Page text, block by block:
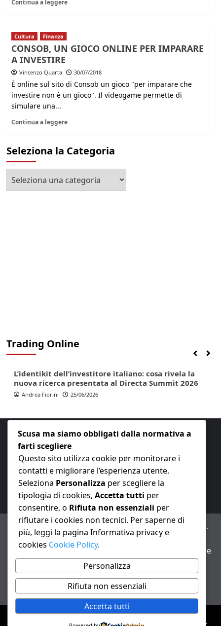
Continua a leggere
Cultura Finanza
CONSOB, UN GIOCO ONLINE PER IMPARARE
A INVESTIRE
Vincenzo Quarta 30/07/2018
È online sul sito di Consob un gioco "per imparare che
investire non è un gioco". Il videogame permette di
simulare una...
Continua a leggere
Seleziona la Categoria
la
Trading Online
L’identikit dell’investitore italiano: cosa rivela la
nuova ricerca presentata al Directa Summit 2026
Andrea Fiorini 25/06/2026
E-mail:redazione@nuovaeconomia.it
ANNO XXIII – Testata giornalistica reg. Trib. Milano n.
487 del 20/9/2002 – Dir. resp. Andrea Fiorini
Avviso IA: alcuni articoli di questo sito possono essere
realizzati con il supporto di sistemi di intelligenza
artificiale con supervisione e verifica di un redattore
Informativa privacy e cookie
Diritto d'autore &copia; {anno} Tutti i diritti riservati.
Scusa ma siamo obbligati dalla normativa a
farti scegliere
Questo sito utilizza cookie per monitorare i
contatti e migliorare l’esperienza utente.
Seleziona Personalizza per scegliere la
tipologia di cookies, Accetta tutti per
consentire, o Rifiuta non essenziali per
rifiutare i cookies non tecnici. Per saperne di
più, leggi la pagina Informativa privacy e
cookies Cookie Policy.
Personalizza
Rifiuta non essenziali
Accetta tutti